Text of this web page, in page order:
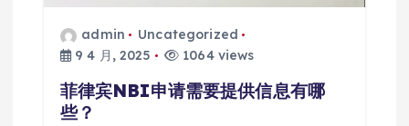
admin
Uncategorized
9 4 月, 2025
1064 views
菲律宾NBI申请需要提供信息有哪
些？